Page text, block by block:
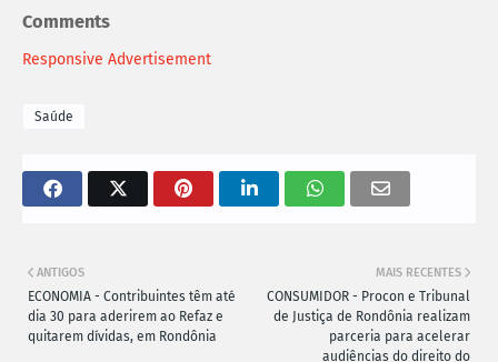
Comments
Responsive Advertisement
Saúde
MAIS RECENTES
CONSUMIDOR - Procon e Tribunal
de Justiça de Rondônia realizam
parceria para acelerar
audiências do direito do
ANTIGOS
ECONOMIA - Contribuintes têm até
dia 30 para aderirem ao Refaz e
quitarem dívidas, em Rondônia